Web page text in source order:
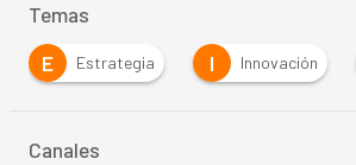
Temas
E
Estrategia I Innovación
Canales